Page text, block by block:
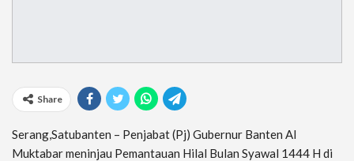
Share
Serang,Satubanten – Penjabat (Pj) Gubernur Banten Al
Muktabar meninjau Pemantauan Hilal Bulan Syawal 1444 H di